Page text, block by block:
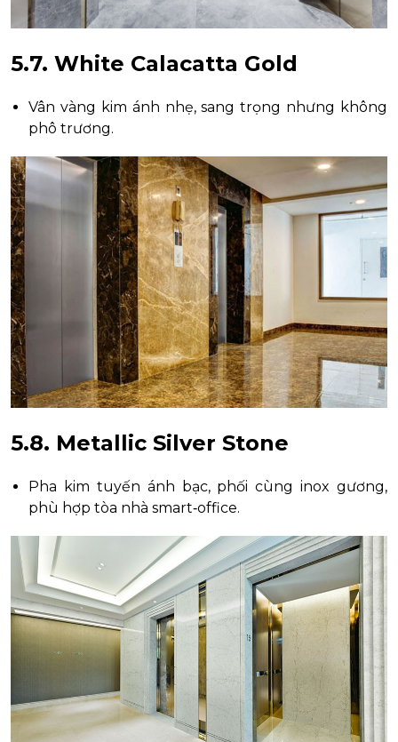
5.7. White Calacatta Gold
Vân vàng kim ánh nhẹ, sang trọng nhưng không
phô trương.
5.8. Metallic Silver Stone
Pha kim tuyến ánh bạc, phối cùng inox gương,
phù hợp tòa nhà smart‑office.